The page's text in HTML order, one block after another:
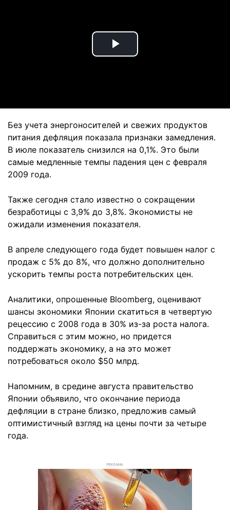
Play
Без учета энергоносителей и свежих продуктов
питания дефляция показала признаки замедления.
В июле показатель снизился на 0,1%. Это были
самые медленные темпы падения цен с февраля
2009 года.
Также сегодня стало известно о сокращении
безработицы с 3,9% до 3,8%. Экономисты не
ожидали изменения показателя.
В апреле следующего года будет повышен налог с
продаж с 5% до 8%, что должно дополнительно
ускорить темпы роста потребительских цен.
Аналитики, опрошенные Bloomberg, оценивают
шансы экономики Японии скатиться в четвертую
рецессию с 2008 года в 30% из-за роста налога.
Справиться с этим можно, но придется
поддержать экономику, а на это может
потребоваться около $50 млрд.
Напомним, в средине августа правительство
Японии объявило, что окончание периода
дефляции в стране близко, предложив самый
оптимистичный взгляд на цены почти за четыре
года.
РЕКЛАМА